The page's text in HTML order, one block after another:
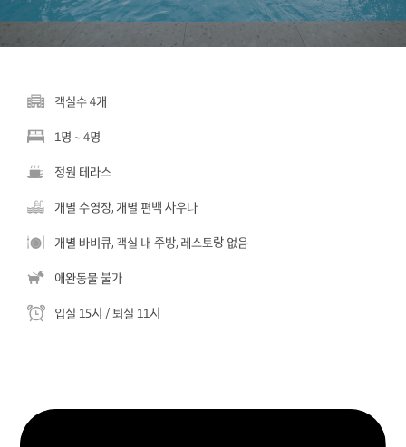
객실수 4개
1명 ~ 4명
정원 테라스
개별 수영장, 개별 편백 사우나
개별 바비큐, 객실 내 주방, 레스토랑 없음
애완동물 불가
입실 15시 / 퇴실 11시